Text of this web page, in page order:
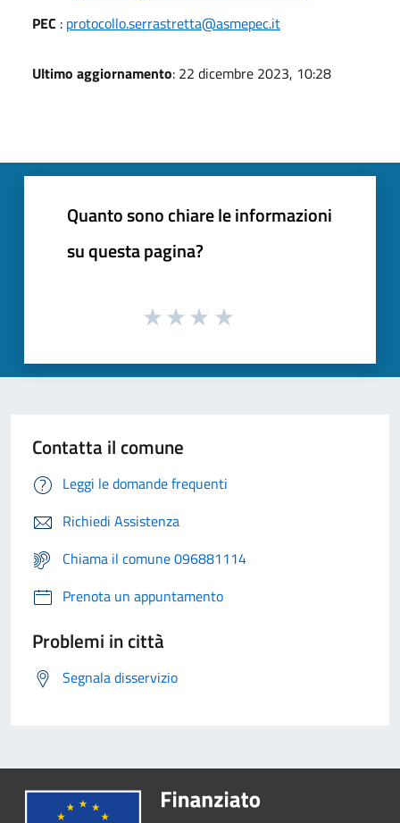
PEC : protocollo.serrastretta@asmepec.it
Ultimo aggiornamento: 22 dicembre 2023, 10:28
Quanto sono chiare le informazioni
su questa pagina?
Contatta il comune
Leggi le domande frequenti
Richiedi Assistenza
Chiama il comune 096881114
Prenota un appuntamento
Problemi in città
Segnala disservizio